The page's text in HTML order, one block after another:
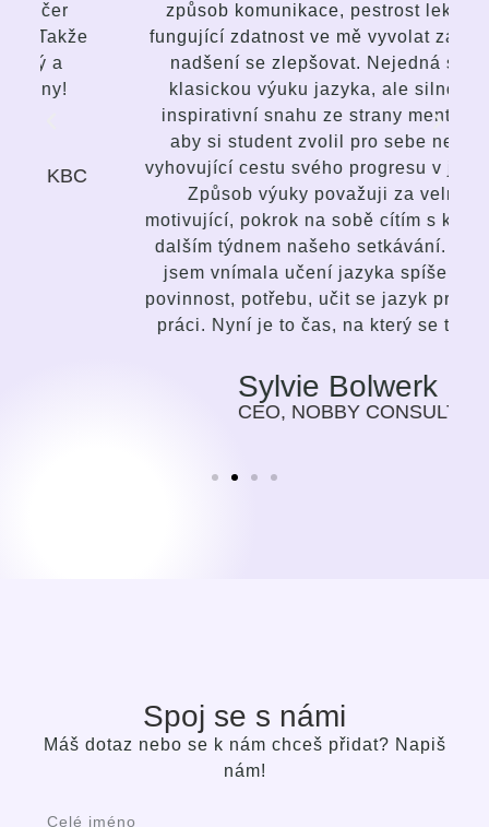
způsob komunikace, pestrost lekcí, a
fungující zdatnost ve mě vyvolat zájem a
nadšení se zlepšovat. Nejedná se o
klasickou výuku jazyka, ale silnou a
inspirativní snahu ze strany mentorky,
aby si student zvolil pro sebe nejvíc
vyhovující cestu svého progresu v jazyce.
Způsob výuky považuji za velmi
motivující, pokrok na sobě cítím s každým
dalším týdnem našeho setkávání. Dříve
jsem vnímala učení jazyka spíše jako
povinnost, potřebu, učit se jazyk pro svoji
práci. Nyní je to čas, na který se těším.
Sylvie Bolwerk
CEO, NOBBY CONSULTING
Spoj se s námi
Máš dotaz nebo se k nám chceš přidat? Napiš
nám!